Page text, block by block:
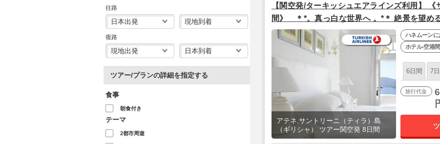
往路
復路
ツアー/プランの詳細を指定する
食事
朝食付き
テーマ
2都市周遊
【関空発/ターキッシュエアラインズ利用】 《
間》 ＊*。真っ白な世界へ 。*＊ 絶景を望め
華5つ星『キリニ・スイーツ＆スパ』⇒屋上レ
『アテネゲート』（全区間送迎付き）
アテネ,サントリーニ（ティラ）島
（ギリシャ） ツアー関空発 8日間
ハネムーン
ホテル-空港
6日間 7
旅行代金